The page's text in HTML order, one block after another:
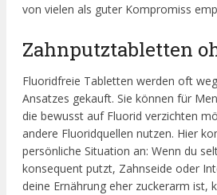
von vielen als guter Kompromiss
Zahnputztabletten
Fluoridfreie Tabletten werden oft
Ansatzes gekauft. Sie können für
die bewusst auf Fluorid verzichten
andere Fluoridquellen nutzen. Hier
persönliche Situation an: Wenn du
konsequent putzt, Zahnseide oder
deine Ernährung eher zuckerarm ist,